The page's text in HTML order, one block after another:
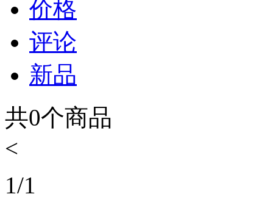
价格
评论
新品
共0个商品
<
1/1